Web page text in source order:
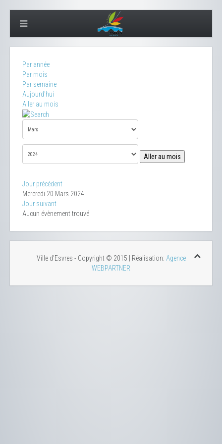
Par année
Par mois
Par semaine
Aujourd'hui
Aller au mois
Aller au mois
Jour précédent
Mercredi 20 Mars 2024
Jour suivant
Aucun évènement trouvé
Ville d'Esvres - Copyright © 2015 | Réalisation: Agence
WEBPARTNER